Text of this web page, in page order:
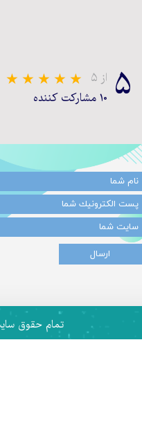
۵ از ۵
★★
۱۰ مشارکت کننده
ارسال
تمام حقوق